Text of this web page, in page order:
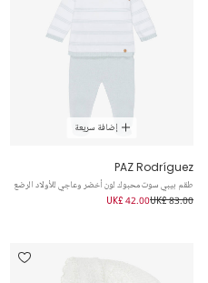
إضافة سريعة
PAZ Rodríguez
طقم بيبي سوت محبوك لون أخضر وعاجي للأولاد الرضع
UK£ 83.00
UK£ 42.00